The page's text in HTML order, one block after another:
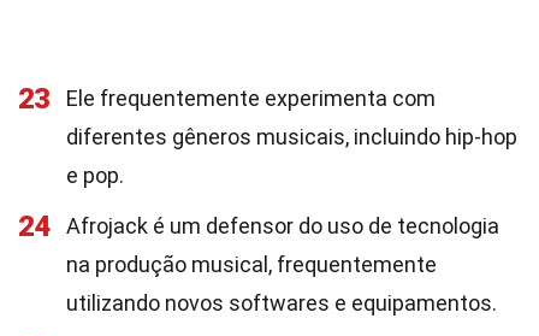
23
Ele frequentemente experimenta com
diferentes gêneros musicais, incluindo hip-hop
e pop.
24
Afrojack é um defensor do uso de tecnologia
na produção musical, frequentemente
utilizando novos softwares e equipamentos.